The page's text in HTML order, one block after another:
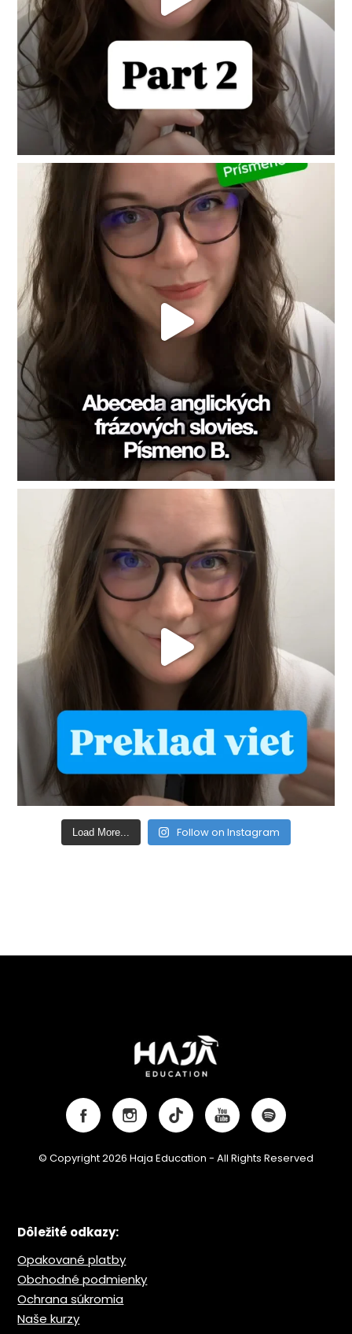
Load More... Follow on Instagram
© Copyright 2026 Haja Education - All Rights Reserved
Dôležité odkazy:
Opakované platby
Obchodné podmienky
Ochrana súkromia
Naše kurzy